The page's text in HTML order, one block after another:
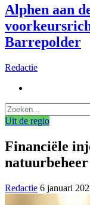
Alphen aan
Barrepolder
Redactie
Uit de regio
Financiële
Redactie 6 januari